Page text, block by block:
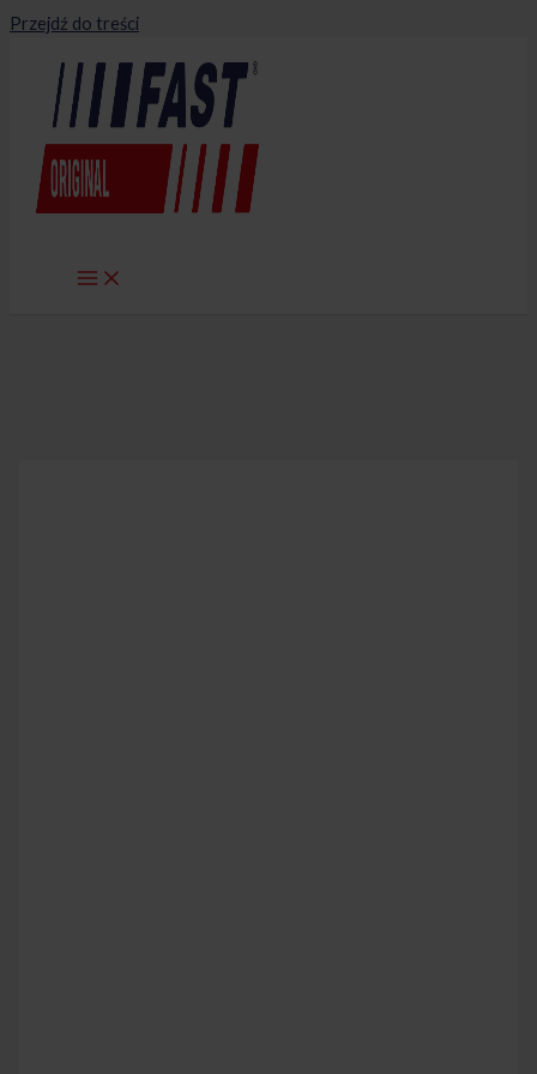
Przejdź do treści